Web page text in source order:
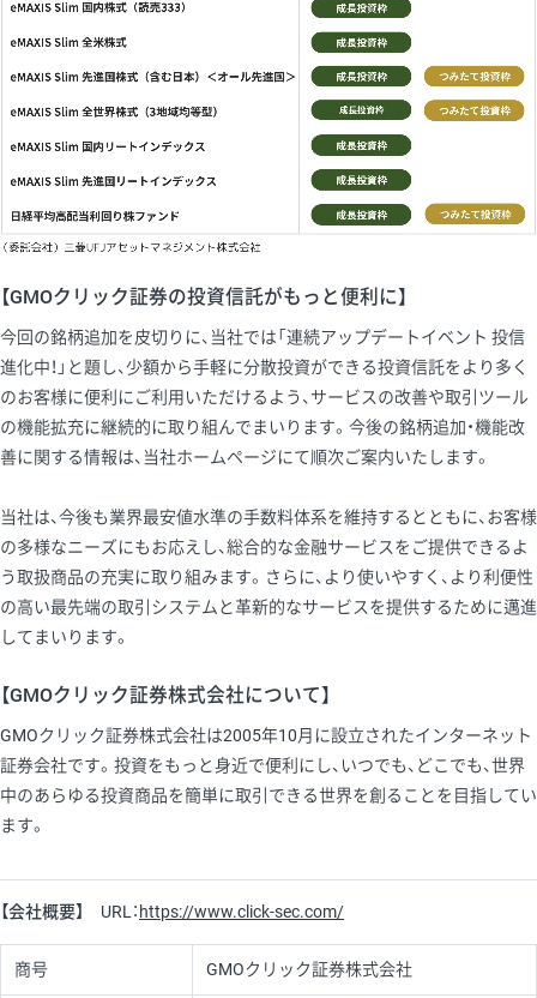
【GMOクリック証券の投資信託がもっと便利に】
今回の銘柄追加を皮切りに、当社では「連続アップデートイベント 投信
進化中！」と題し、少額から手軽に分散投資ができる投資信託をより多く
のお客様に便利にご利用いただけるよう、サービスの改善や取引ツール
の機能拡充に継続的に取り組んでまいります。今後の銘柄追加・機能改
善に関する情報は、当社ホームページにて順次ご案内いたします。
当社は、今後も業界最安値水準の手数料体系を維持するとともに、お客様
の多様なニーズにもお応えし、総合的な金融サービスをご提供できるよ
う取扱商品の充実に取り組みます。さらに、より使いやすく、より利便性
の高い最先端の取引システムと革新的なサービスを提供するために邁進
してまいります。
【GMOクリック証券株式会社について】
GMOクリック証券株式会社は2005年10月に設立されたインターネット
証券会社です。投資をもっと身近で便利にし、いつでも、どこでも、世界
中のあらゆる投資商品を簡単に取引できる世界を創ることを目指してい
ます。
【会社概要】 URL： https://www.click-sec.com/
商号 GMOクリック証券株式会社